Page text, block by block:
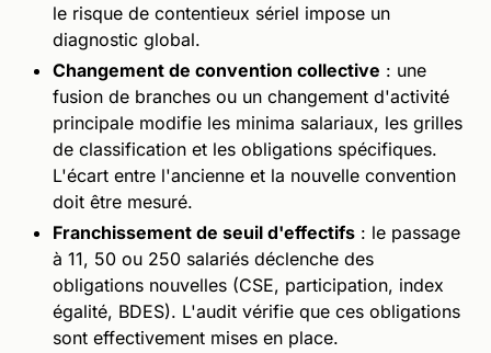
le risque de contentieux sériel impose un
diagnostic global.
Changement de convention collective : une
fusion de branches ou un changement d'activité
principale modifie les minima salariaux, les grilles
de classification et les obligations spécifiques.
L'écart entre l'ancienne et la nouvelle convention
doit être mesuré.
Franchissement de seuil d'effectifs : le passage
à 11, 50 ou 250 salariés déclenche des
obligations nouvelles (CSE, participation, index
égalité, BDES). L'audit vérifie que ces obligations
sont effectivement mises en place.